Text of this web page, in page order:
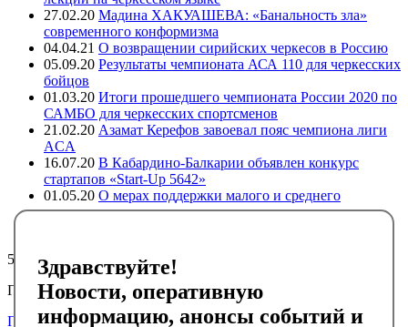
27.02.20 Мадина ХАКУАШЕВА: «Банальность зла»
современного конформизма
04.04.21 О возвращении сирийских черкесов в Россию
05.09.20 Результаты чемпионата АСА 110 для черкесских
бойцов
01.03.20 Итоги прошедшего чемпионата России 2020 по
САМБО для черкесских спортсменов
21.02.20 Азамат Керефов завоевал пояс чемпиона лиги
ACA
16.07.20 В Кабардино-Балкарии объявлен конкурс
стартапов «Start-Up 5642»
01.05.20 О мерах поддержки малого и среднего
предпринимательства в регионах компактного
5723
Подписывайтесь на черкесский инфоканал в Telegram
Подписаться
Здравствуйте!
Новости, оперативную
информацию, анонсы событий и